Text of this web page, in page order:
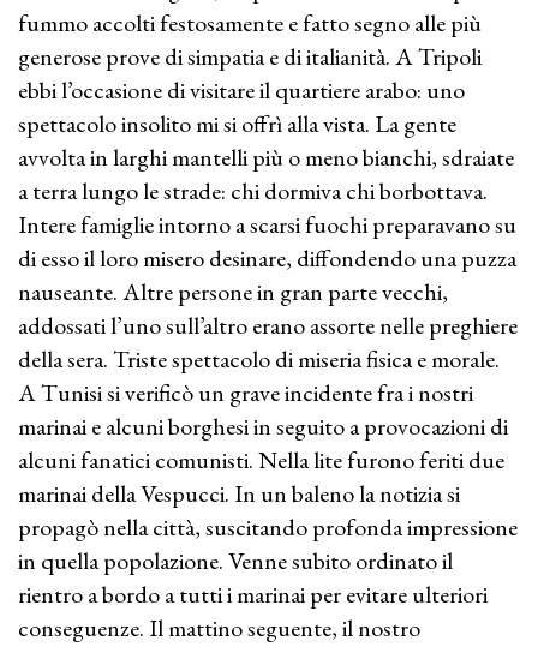
fummo accolti festosamente e fatto segno alle più
generose prove di simpatia e di italianità. A Tripoli
ebbi l’occasione di visitare il quartiere arabo: uno
spettacolo insolito mi si offrì alla vista. La gente
avvolta in larghi mantelli più o meno bianchi, sdraiate
a terra lungo le strade: chi dormiva chi borbottava.
Intere famiglie intorno a scarsi fuochi preparavano su
di esso il loro misero desinare, diffondendo una puzza
nauseante. Altre persone in gran parte vecchi,
addossati l’uno sull’altro erano assorte nelle preghiere
della sera. Triste spettacolo di miseria fisica e morale.
A Tunisi si verificò un grave incidente fra i nostri
marinai e alcuni borghesi in seguito a provocazioni di
alcuni fanatici comunisti. Nella lite furono feriti due
marinai della Vespucci. In un baleno la notizia si
propagò nella città, suscitando profonda impressione
in quella popolazione. Venne subito ordinato il
rientro a bordo a tutti i marinai per evitare ulteriori
conseguenze. Il mattino seguente, il nostro